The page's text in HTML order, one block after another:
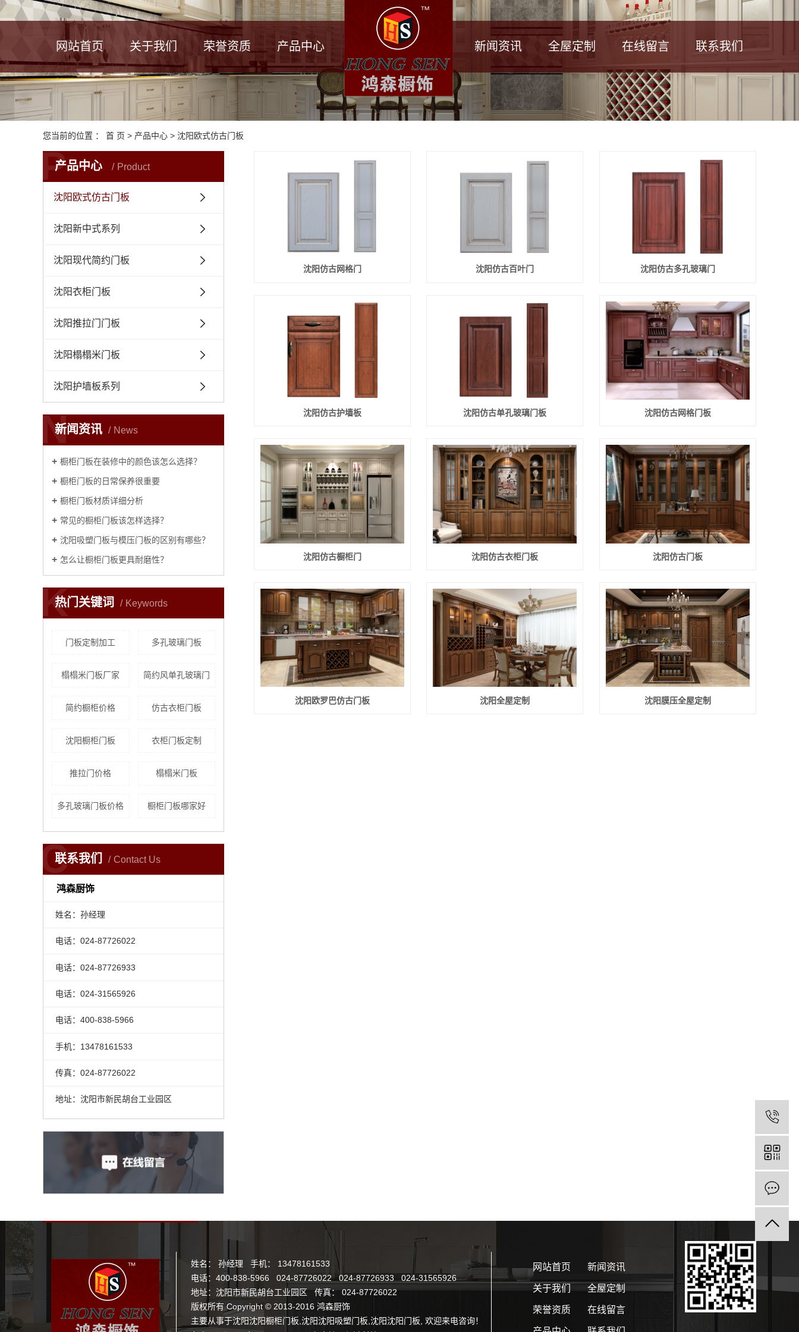
网站首页 关于我们 荣誉资质 产品中心 新闻资讯 全屋定制 在线留言 联系我们
您当前的位置 ： 首 页 > 产品中心 > 沈阳欧式仿古门板
产品中心 Product
P
沈阳欧式仿古门板
沈阳新中式系列
沈阳现代简约门板
沈阳衣柜门板
沈阳推拉门门板
沈阳榻榻米门板
沈阳护墙板系列
新闻资讯 News
N
橱柜门板在装修中的颜色该怎么选择？
橱柜门板的日常保养很重要
橱柜门板材质详细分析
常见的橱柜门板该怎样选择？
沈阳吸塑门板与模压门板的区别有哪些？
怎么让橱柜门板更具耐磨性？
热门关键词 Keywords
K
门板定制加工 多孔玻璃门板
榻榻米门板厂家 简约风单孔玻璃门
简约橱柜价格 仿古衣柜门板
沈阳橱柜门板 衣柜门板定制
推拉门价格 榻榻米门板
多孔玻璃门板价格 橱柜门板哪家好
联系我们 Contact Us
C
鸿森厨饰
姓名：孙经理
电话：024-87726022
电话：024-87726933
电话：024-31565926
电话：400-838-5966
手机：13478161533
传真：024-87726022
地址：沈阳市新民胡台工业园区
沈阳仿古网格门 沈阳仿古百叶门 沈阳仿古多孔玻璃门
沈阳仿古护墙板 沈阳仿古单孔玻璃门板 沈阳仿古网格门板
沈阳仿古橱柜门 沈阳仿古衣柜门板 沈阳仿古门板
沈阳欧罗巴仿古门板 沈阳全屋定制 沈阳膜压全屋定制
姓名： 孙经理 手机： 13478161533
电话：400-838-5966 024-87726022 024-87726933 024-31565926
地址：沈阳市新民胡台工业园区 传真： 024-87726022
版权所有 Copyright © 2013-2016 鸿森厨饰
主要从事于沈阳沈阳橱柜门板,沈阳沈阳吸塑门板,沈阳沈阳门板, 欢迎来电咨询！
网站首页 新闻资讯
关于我们 全屋定制
荣誉资质 在线留言